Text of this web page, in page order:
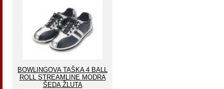
BOWLINGOVA TAŠKA 4 BALL
ROLL STREAMLINE MODRA
ŠEDA ŽLUTA